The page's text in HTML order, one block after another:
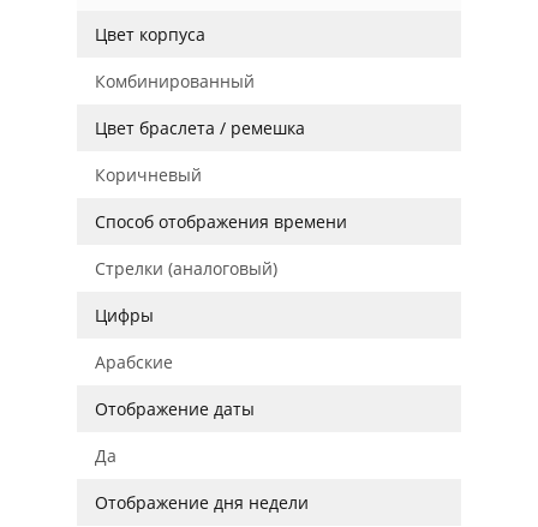
Цвет корпуса
Комбинированный
Цвет браслета / ремешка
Коричневый
Способ отображения времени
Стрелки (аналоговый)
Цифры
Арабские
Отображение даты
Да
Отображение дня недели